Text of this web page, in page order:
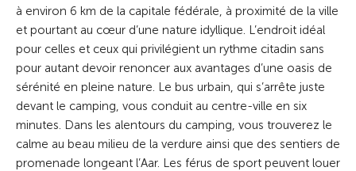
à environ 6 km de la capitale fédérale, à proximité de la ville
et pourtant au cœur d’une nature idyllique. L’endroit idéal
pour celles et ceux qui privilégient un rythme citadin sans
pour autant devoir renoncer aux avantages d’une oasis de
sérénité en pleine nature. Le bus urbain, qui s’arrête juste
devant le camping, vous conduit au centre-ville en six
minutes. Dans les alentours du camping, vous trouverez le
calme au beau milieu de la verdure ainsi que des sentiers de
promenade longeant l’Aar. Les férus de sport peuvent louer